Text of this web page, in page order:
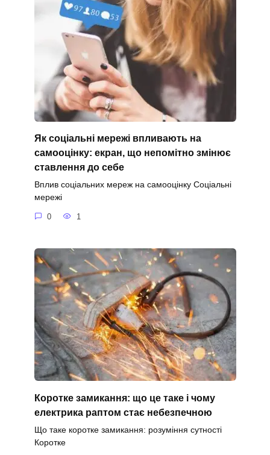
Як соціальні мережі впливають на
самооцінку: екран, що непомітно змінює
ставлення до себе
Вплив соціальних мереж на самооцінку Соціальні
мережі
0 1
Коротке замикання: що це таке і чому
електрика раптом стає небезпечною
Що таке коротке замикання: розуміння сутності
Коротке